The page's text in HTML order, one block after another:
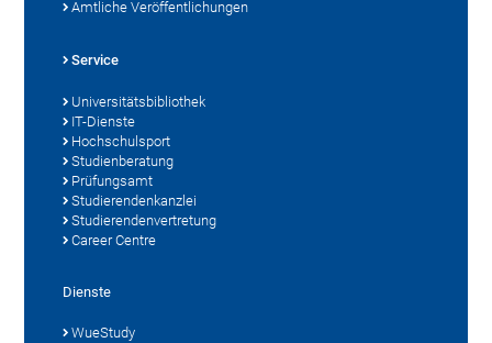
Amtliche Veröffentlichungen
Service
Universitätsbibliothek
IT-Dienste
Hochschulsport
Studienberatung
Prüfungsamt
Studierendenkanzlei
Studierendenvertretung
Career Centre
Dienste
WueStudy